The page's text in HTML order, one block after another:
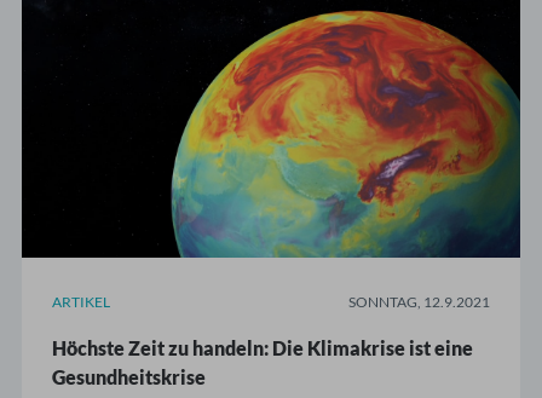
gegen Kinder angeht, ist die ...
ARTIKEL SONNTAG, 12.9.2021
Höchste Zeit zu handeln: Die Klimakrise ist eine
Gesundheitskrise